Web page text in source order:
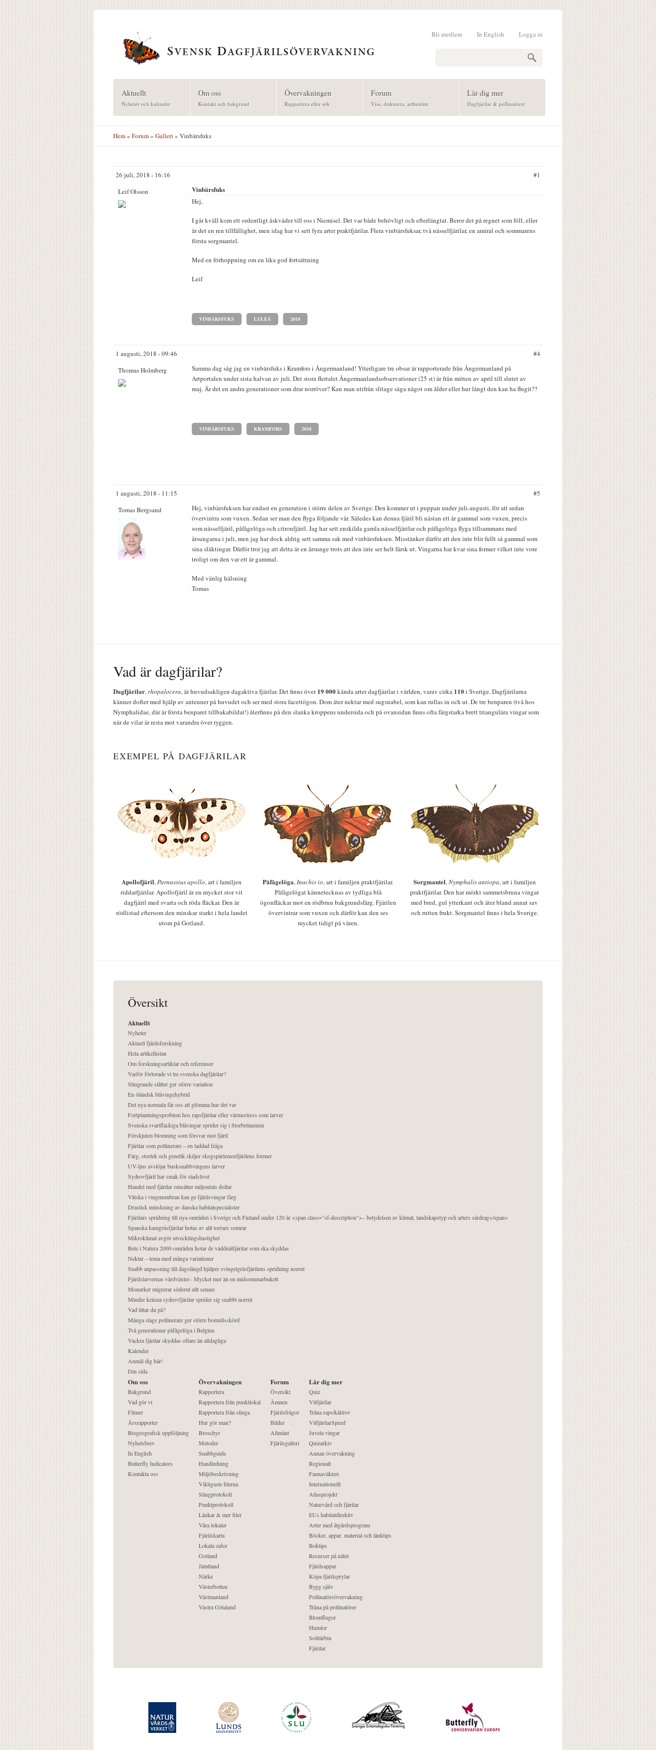
Logga in
In English
Bli medlem
Aktuellt
Nyheter och kalender
Om oss
Kontakt och bakgrund
Övervakningen
Rapportera eller sök
Forum
Visa, diskutera, artbestäm
Lär dig mer
Dagfjärilar & pollinatörer
Hem» Forum» Galleri » Vinbärsfuks
26 juli, 2018 - 16:16
#1
Leif Olsson
Vinbärsfuks
Hej,
I går kväll kom ett ordentligt åskväder till oss i Niemisel. Det var både behövligt och efterlängtat. Beror det på regnet som föll, eller
är det en ren tillfällighet, men idag har vi sett fyra arter praktfjärilar. Flera vinbärsfuksar, två nässelfjärilar, en amiral och sommarens
första sorgmantel.
Med en förhoppning om en lika god fortsättning
Leif
VINBÄRSFUKS LULEÅ 2018
1 augusti, 2018 - 09:46
#4
Thomas Holmberg
Samma dag såg jag en vinbärsfuks i Kramfors i Ångermanland! Ytterligare tre obsar är rapporterade från Ångermanland på
Artportalen under sista halvan av juli. Det stora flertalet Ångermanlandsobservationer (25 st) är från mitten av april till slutet av
maj. Är det en andra generationer som drar norröver? Kan man utifrån slitage säga något om ålder eller hur långt den kan ha flugit??
VINBÄRSFUKS KRAMFORS 2018
1 augusti, 2018 - 11:15
#5
Tomas Bergsand
Hej, vinbärsfuksen har endast en generation i större delen av Sverige. Den kommer ut i puppan under juli-augusti, för att sedan
övervintra som vuxen. Sedan ser man den flyga följande vår. Således kan denna fjäril bli nästan ett år gammal som vuxen, precis
som nässelfjäril, påfågelöga och citronfjäril. Jag har sett enskilda gamla nässelfjärilar och påfågelöga flyga tillsammans med
årsungarna i juli, men jag har dock aldrig sett samma sak med vinbärsfuksen. Misstänker därför att den inte blir fullt så gammal som
sina släktingar. Därför tror jag att detta är en årsunge trots att den inte ser helt färsk ut. Vingarna har kvar sina former vilket inte vore
troligt om den var ett år gammal.
Med vänlig hälsning
Tomas
Vad är dagfjärilar?
Dagfjärilar,rhopalocera, är huvudsakligen dagaktiva fjärilar. Det finns över19 000kända arter dagfjärilar i världen, varav cirka 110i Sverige. Dagfjärilarna
känner dofter med hjälp av antenner på huvudet och ser med stora facettögon. Dom äter nektar med sugsnabel, som kan rullas in och ut. De tre benparen (två hos
Nymphalidae, där är första benparet tillbakabildat!) återfinns på den slanka kroppens undersida och på ovansidan finns ofta färgstarka brett triangulära vingar som
när de vilar är resta mot varandra över ryggen.
EXEMPEL PÅ DAGFJÄRILAR
Apollofjäril,Parnassius apollo, art i familjen
riddarfjärilar. Apollofjäril är en mycket stor vit
dagfjäril med svarta och röda fläckar. Den är
rödlistad eftersom den minskar starkt i hela landet
utom på Gotland.
Påfågelöga,Inachis io, art i familjen praktfjärilar.
Påfågelögat kännetecknas av tydliga blå
ögonfläckar mot en rödbrun bakgrundsfärg. Fjärilen
övervintrar som vuxen och därför kan den ses
mycket tidigt på våren.
Sorgmantel,Nymphalis antiopa, art i familjen
praktfjärilar. Den har mörkt sammetsbruna vingar
med bred, gul ytterkant och äter bland annat sav
och rutten frukt. Sorgmantel finns i hela Sverige.
Översikt
Aktuellt
Nyheter
Aktuell fjärilsforskning
Hela artikellistan
Om forskningsartiklar och referenser
Varför förlorade vi tre svenska dagfjärilar?
Slingrande slåtter ger större variation
En öländsk blåvingehybrid
Det nya normala får oss att glömma hur det var
Fortplantningsproblem hos rapsfjärilar efter värmestress som larver
Svenska svartfläckiga blåvingar sprider sig i Storbritannien
Förskjuten blomning som försvar mot fjäril
Fjärilar som pollinerare – en laddad fråga
Färg, storlek och genetik skiljer skogspärlemorfjärilens former
UV-ljus avslöjar busksnabbvingens larver
Sydrovfjäril har smak för stadslivet
Handel med fjärilar omsätter miljontals dollar
Vätska i vingmembran kan ge fjärilsvingar färg
Drastisk minskning av danska habitatspecialister
Fjärilars spridning till nya områden i Sverige och Finland under 120 år <span class="sf-description">– betydelsen av klimat, landskapstyp och arters särdrag</span>
Spanska kamgräsfjärilar hotas av allt torrare somrar
Mikroklimat avgör utvecklingshastighet
Bete i Natura 2000-områden hotar de väddnätfjärilar som ska skyddas
Nektar – tema med många variationer
Snabb anpassning till dagslängd hjälper svingelgräsfjärilens spridning norrut
Fjärilslarvernas värdväxter– Mycket mer än en midsommarbukett
Monarker migrerar söderut allt senare
Mindre kräsna sydrovfjärilar sprider sig snabbt norrut
Vad tittar du på?
Många slags pollinerare ger större bomullsskörd
Två generationer påfågelöga i Belgien
Vackra fjärilar skyddas oftare än alldagliga
Kalender
Anmäl dig här!
Din sida
Om oss
Bakgrund
Vad gör vi
Filmer
Årsrapporter
Biogeografisk uppföljning
Nyhetsbrev
In English
Butterfly Indicators
Kontakta oss
Övervakningen
Rapportera
Rapportera från punktlokal
Rapportera från slinga
Hur gör man?
Broschyr
Metoder
Snabbguide
Handledning
Miljöbeskrivning
Viktigaste filerna
Slingprotokoll
Punktprotokoll
Länkar & mer filer
Våra lokaler
Fjärilskarta
Lokala sidor
Gotland
Jämtland
Närke
Västerbotten
Västmanland
Västra Götaland
Forum
Översikt
Ämnen
Fjärilsfrågor
Bilder
Allmänt
Fjärilsgalleri
Lär dig mer
Quiz
Vitfjärilar
Träna raps/kål/rov
VitfjärilarSpeed
Juvela vingar
Quizarkiv
Annan övervakning
Regionalt
Faunaväkteri
Internationellt
Atlasprojekt
Naturvård och fjärilar
EUs habitatdirektiv
Arter med åtgärdsprogram
Böcker, appar, material och länktips
Boktips
Resurser på nätet
Fjärilsappar
Köpa fjärilsprylar
Bygg själv
Pollinatörsövervakning
Träna på pollinatörer
Blomflugor
Humlor
Solitärbin
Fjärilar